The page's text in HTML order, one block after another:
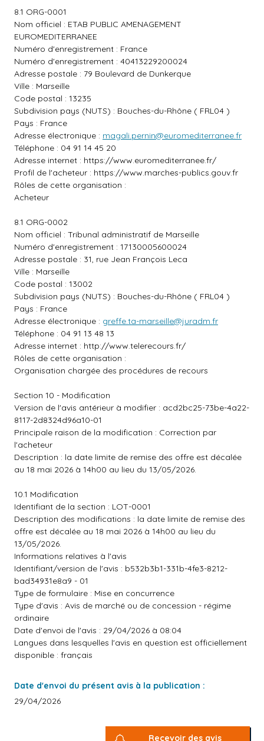
8.1 ORG-0001
Nom officiel : ETAB PUBLIC AMENAGEMENT
EUROMEDITERRANEE
Numéro d'enregistrement : France
Numéro d'enregistrement : 40413229200024
Adresse postale : 79 Boulevard de Dunkerque
Ville : Marseille
Code postal : 13235
Subdivision pays (NUTS) : Bouches-du-Rhône ( FRL04 )
Pays : France
Adresse électronique : magali.pernin@euromediterranee.fr
Téléphone : 04 91 14 45 20
Adresse internet : https://www.euromediterranee.fr/
Profil de l'acheteur : https://www.marches-publics.gouv.fr
Rôles de cette organisation :
Acheteur
8.1 ORG-0002
Nom officiel : Tribunal administratif de Marseille
Numéro d'enregistrement : 17130005600024
Adresse postale : 31, rue Jean François Leca
Ville : Marseille
Code postal : 13002
Subdivision pays (NUTS) : Bouches-du-Rhône ( FRL04 )
Pays : France
Adresse électronique : greffe.ta-marseille@juradm.fr
Téléphone : 04 91 13 48 13
Adresse internet : http://www.telerecours.fr/
Rôles de cette organisation :
Organisation chargée des procédures de recours
Section 10 - Modification
Version de l'avis antérieur à modifier : acd2bc25-73be-4a22-
8117-2d8324d96a10-01
Principale raison de la modification : Correction par
l'acheteur
Description : la date limite de remise des offre est décalée
au 18 mai 2026 à 14h00 au lieu du 13/05/2026.
10.1 Modification
Identifiant de la section : LOT-0001
Description des modifications : la date limite de remise des
offre est décalée au 18 mai 2026 à 14h00 au lieu du
13/05/2026.
Informations relatives à l'avis
Identifiant/version de l'avis : b532b3b1-331b-4fe3-8212-
bad34931e8a9 - 01
Type de formulaire : Mise en concurrence
Type d'avis : Avis de marché ou de concession - régime
ordinaire
Date d'envoi de l'avis : 29/04/2026 à 08:04
Langues dans lesquelles l'avis en question est officiellement
disponible : français
Date d'envoi du présent avis à la publication :
29/04/2026
Recevoir des avis